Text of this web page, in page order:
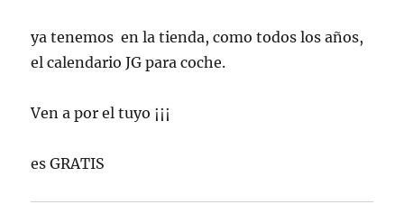
ya tenemos en la tienda, como todos los años,
el calendario JG para coche.
Ven a por el tuyo ¡¡¡
es GRATIS